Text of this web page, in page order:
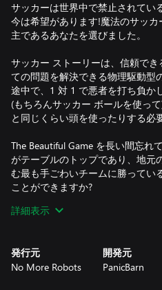
サッカーは世界中で禁止されてい
今は希望があります!魔法のサッ
主であるあなたを選びました。
サッカー ストーリーは、信頼で
ての問題を解決できる物理駆動型
途中で、1 対 1 で悪者を打ち負か
(もちろんサッカー ボールを使っ
と同じくらい頭を使ったりする必
The Beautiful Game を長い間忘れ
がテーブルのトップであり、地元
む最も手ごわいチームに勝ってい
ことができますか?
第です!
-風変わりなキャラクター、クエス
詳細表示
発行元
No More Robots
開発元
PanicBarn